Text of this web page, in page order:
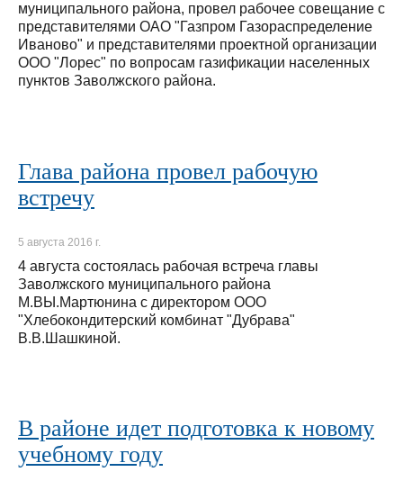
муниципального района, провел рабочее совещание с
представителями ОАО "Газпром Газораспределение
Иваново" и представителями проектной организации
ООО "Лорес" по вопросам газификации населенных
пунктов Заволжского района.
Глава района провел рабочую
встречу
5 августа 2016 г.
4 августа состоялась рабочая встреча главы
Заволжского муниципального района
М.ВЫ.Мартюнина с директором ООО
"Хлебокондитерский комбинат "Дубрава"
В.В.Шашкиной.
В районе идет подготовка к новому
учебному году